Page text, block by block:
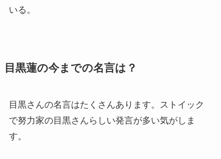
いる。
目黒蓮の今までの名言は？
目黒さんの名言はたくさんあります。ストイック
で努力家の目黒さんらしい発言が多い気がしま
す。